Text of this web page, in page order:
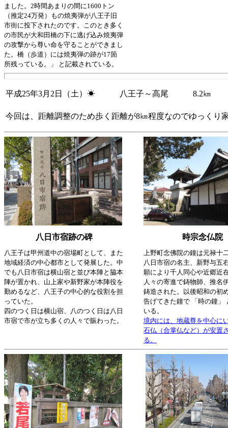
ました。2時間あまりの間に1600トン
（推定24万発）もの焼夷弾が八王子旧
市街に投下されたのです。このとき多く
の市民が大和田橋の下に逃げ込み焼夷弾
の攻撃から尊い命を守ることができまし
た。橋（歩道）には焼夷弾の跡が17箇
所残っている。」 と記載されている。
平成25年3月2日（土）☀ 八王子～高尾 8.2㎞
今回は、距離調整のため歩く距離が8㎞程度なのでゆっくり
八日市宿跡の碑 時宗念仏院
八王子は甲州道中の宿場町として、また
地域経済の中心都市として発展した。中
でも八日市宿は横山宿と並び本陣と脇本
陣が置かれ、山上家や新野家が本陣役を
勤めるなど、八王子の中心的な役割を担
っていた。
四のつく日は横山宿、八のつく日は八日
市宿で市が立ち多くの人々で賑わった。
上野町念佛院の鐘は元禄十
八日市宿の名主、新野与五
願により千人同心や近郷近
人々の寄進で鋳物師、推名
鋳造された。以後昭和の初
告げてきた鐘で 「時の鐘」
いる。
境内には、地蔵尊を中心に
石仏（合掌仏など）が安置
る。